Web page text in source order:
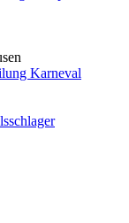
Karneval